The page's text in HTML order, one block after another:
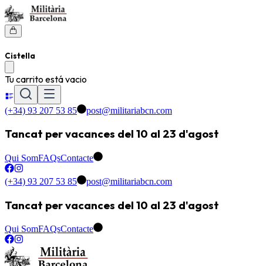
Cistella
Tu carrito está vacio
(+34) 93 207 53 85 post@militariabcn.com
Tancat per vacances del 10 al 23 d'agost
Qui SomFAQsContacte
(+34) 93 207 53 85 post@militariabcn.com
Tancat per vacances del 10 al 23 d'agost
Qui SomFAQsContacte